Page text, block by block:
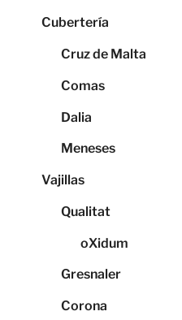
Cubertería
Cruz de Malta
Comas
Dalia
Meneses
Vajillas
Qualitat
oXidum
Gresnaler
Corona